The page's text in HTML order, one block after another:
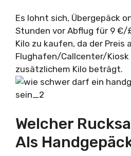
Es lohnt sich, Übergepäck
Stunden vor Abflug für 9 €/
Kilo zu kaufen, da der Preis
Flughafen/Callcenter/Kiosk
zusätzlichem Kilo beträgt.
Welcher
Als